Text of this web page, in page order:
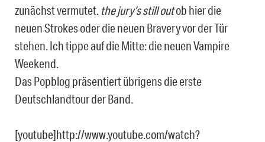
zunächst vermutet. the jury’s still outob hier die
neuen Strokes oder die neuen Bravery vor der Tür
stehen. Ich tippe auf die Mitte: die neuen Vampire
Weekend.
Das Popblog präsentiert übrigens die erste
Deutschlandtour der Band.
[youtube]http://www.youtube.com/watch?